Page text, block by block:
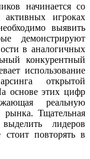
начинается со
игроках
выявить
демонстрируют
в аналогичных
конкурентный
использование
открытой
основе этих цифр
реальную
рынка. Тщательная
лидеров
повторять в